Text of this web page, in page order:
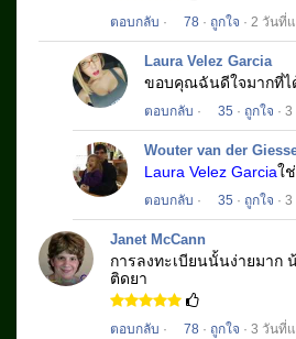
ตอบกลับ · 78 · ถูกใจ · 2 วันที่
Laura Velez Garcia
ขอบคุณฉันดีใจมากที่ไ
ตอบกลับ · 35 · ถูกใจ ·
Wouter van der
Laura Velez Garciaใ
ตอบกลับ · 35 · ถูกใจ ·
Janet McCann
การลงทะเบียนนั้นง่ายมาก
ติดยา
ตอบกลับ · 78 · ถูกใจ · 3 วันที่